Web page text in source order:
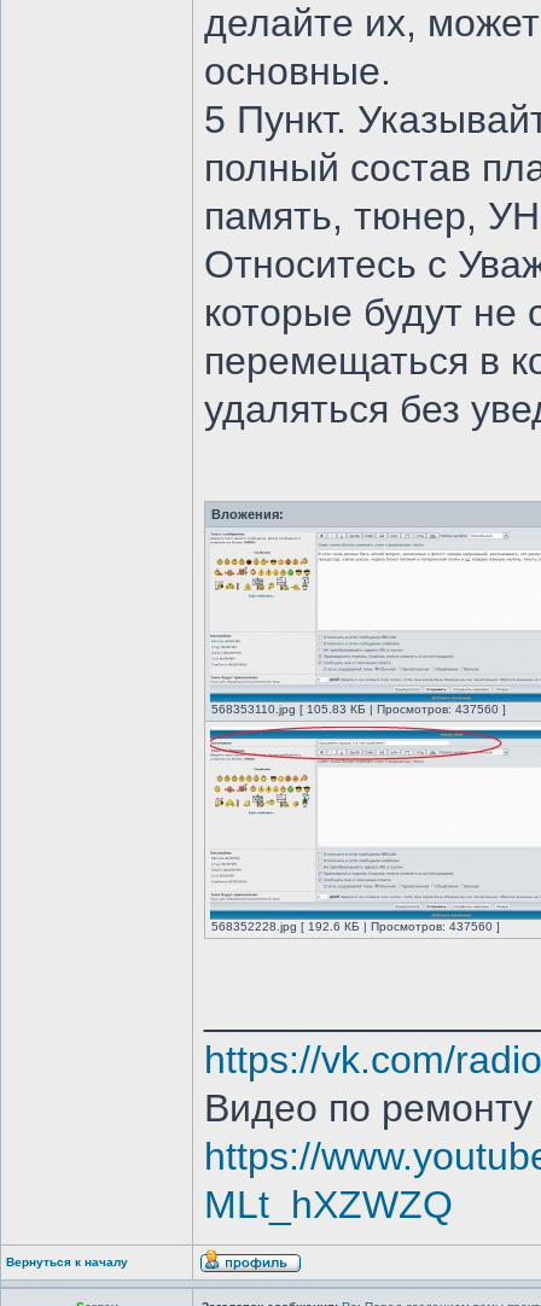
делайте их,
основные.
5 Пункт.
полный состав
память, тюнер,
Относитесь с
которые будут не
перемещаться в
удаляться без
Вложения:
568353110.jpg [ 105.83 КБ | Просмотров: 437560 ]
568352228.jpg [ 192.6 КБ | Просмотров: 437560 ]
https://vk.com/
Видео по ремонту
https://
MLt_hXZWZQ
Вернуться к началу